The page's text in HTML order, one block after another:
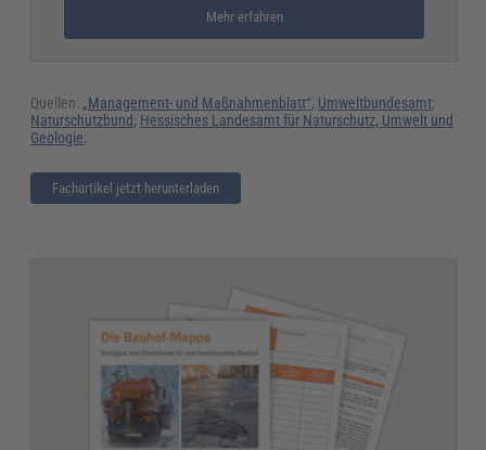
Mehr erfahren
Quellen: „Management- und Maßnahmenblatt“, Umweltbundesamt;
Naturschutzbund; Hessisches Landesamt für Naturschutz, Umwelt und
Geologie;
Fachartikel jetzt herunterladen